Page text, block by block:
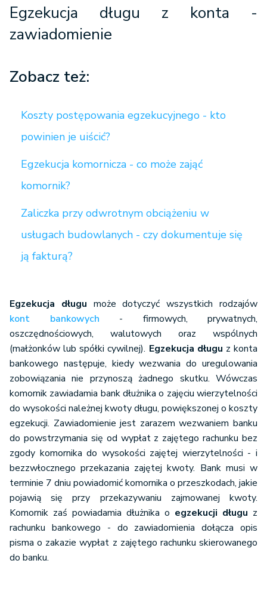
Egzekucja długu z konta -
zawiadomienie
Zobacz też:
Koszty postępowania egzekucyjnego - kto
powinien je uiścić?
Egzekucja komornicza - co może zająć
komornik?
Zaliczka przy odwrotnym obciążeniu w
usługach budowlanych - czy dokumentuje się
ją fakturą?
Egzekucja długu może dotyczyć wszystkich rodzajów
kont bankowych - firmowych, prywatnych,
oszczędnościowych, walutowych oraz wspólnych
(małżonków lub spółki cywilnej). Egzekucja długu z konta
bankowego następuje, kiedy wezwania do uregulowania
zobowiązania nie przynoszą żadnego skutku. Wówczas
komornik zawiadamia bank dłużnika o zajęciu wierzytelności
do wysokości należnej kwoty długu, powiększonej o koszty
egzekucji. Zawiadomienie jest zarazem wezwaniem banku
do powstrzymania się od wypłat z zajętego rachunku bez
zgody komornika do wysokości zajętej wierzytelności - i
bezzwłocznego przekazania zajętej kwoty. Bank musi w
terminie 7 dniu powiadomić komornika o przeszkodach, jakie
pojawią się przy przekazywaniu zajmowanej kwoty.
Komornik zaś powiadamia dłużnika o egzekucji długu z
rachunku bankowego - do zawiadomienia dołącza opis
pisma o zakazie wypłat z zajętego rachunku skierowanego
do banku.